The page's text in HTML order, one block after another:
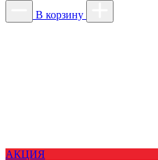
В корзину
АКЦИЯ